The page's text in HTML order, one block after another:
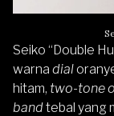
Seiko “Double
warna dial
hitam, two-tone
bandtebal yang